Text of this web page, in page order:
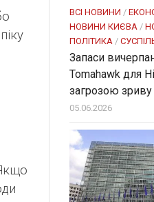
ВСІ НОВИНИ /
НОВИНИ КИЄВА /
ПОЛІТИКА /
Запаси
Tomahawk для
загрозою зриву
05.06.2026